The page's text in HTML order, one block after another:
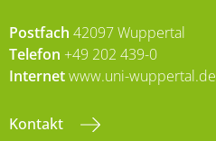
Postfach 42097 Wuppertal
Telefon +49 202 439-0
Internetwww.uni-wuppertal.de
Kontakt